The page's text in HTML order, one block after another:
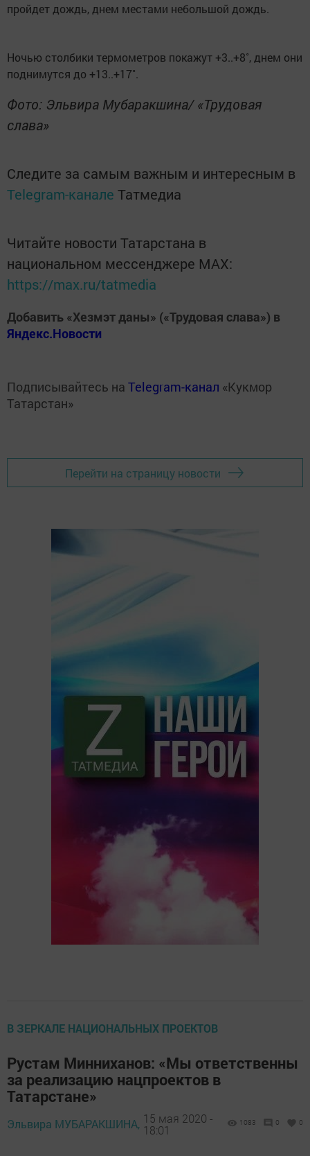
пройдет дождь, днем местами небольшой дождь.
Ночью столбики термометров покажут +3..+8˚, днем они
поднимутся до +13..+17˚.
Фото: Эльвира Мубаракшина/ «Трудовая
слава»
Следите за самым важным и интересным в
Telegram-канале Татмедиа
Читайте новости Татарстана в
национальном мессенджере MАХ:
https://max.ru/tatmedia
Добавить «Хезмэт даны» («Трудовая слава») в
Яндекс.Новости
Подписывайтесь на Telegram-канал «Кукмор
Татарстан»
Перейти на страницу новости
В ЗЕРКАЛЕ НАЦИОНАЛЬНЫХ ПРОЕКТОВ
Рустам Минниханов: «Мы ответственны
за реализацию нацпроектов в
Татарстане»
Эльвира МУБАРАКШИНА, 15 мая 2020 -
18:01
1083 0 0